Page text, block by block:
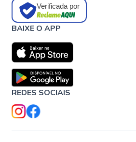
Verificada por
BAIXE O APP
REDES SOCIAIS